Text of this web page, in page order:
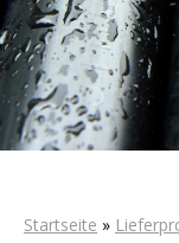
Startseite »